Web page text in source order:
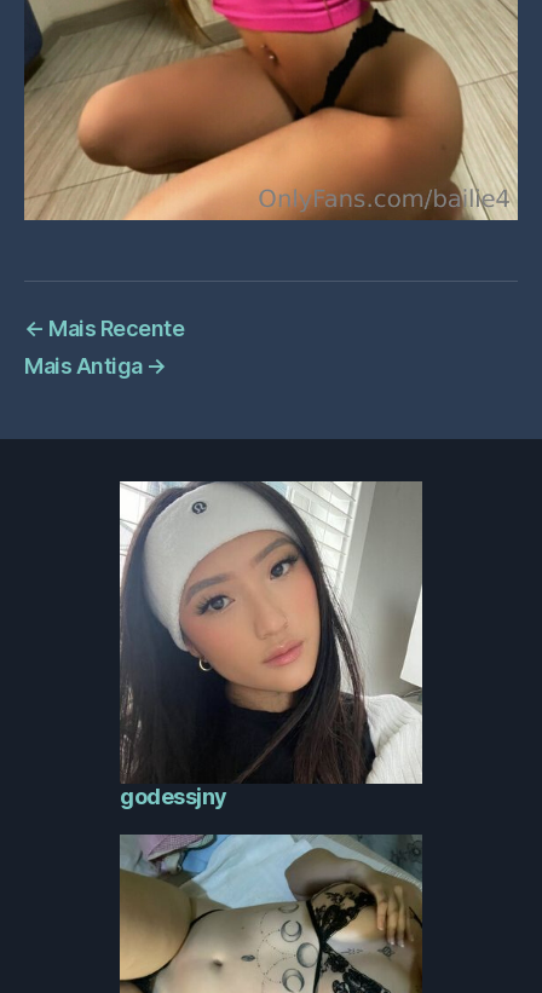
← Mais Recente
Mais Antiga →
godessjny